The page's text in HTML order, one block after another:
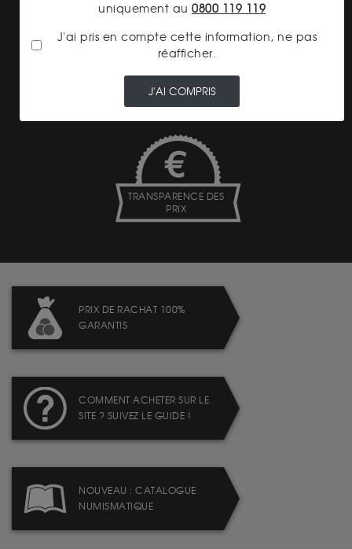
PAIEMENT SECURISÉ
TRANSPARENCE DES
PRIX
PRIX DE RACHAT 100%
GARANTIS
COMMENT ACHETER SUR LE
SITE ? SUIVEZ LE GUIDE !
NOUVEAU : CATALOGUE
NUMISMATIQUE
uniquement au 0800 119 119
J'ai pris en compte cette information, ne pas
réafficher.
J'AI COMPRIS